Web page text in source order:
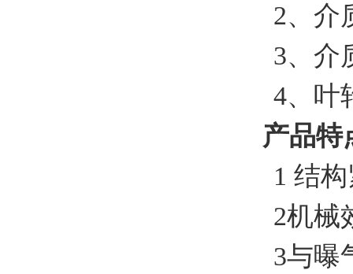
2、介
3、介
4、叶
产品特
1 结
2机械
3与曝